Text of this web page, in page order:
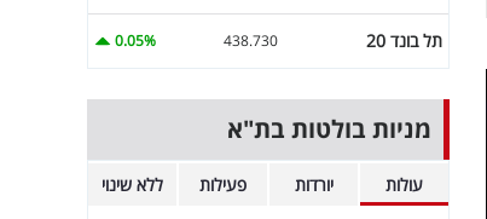
תל בונד 20 438.730
0.05%
מניות בולטות בת"א
עולות יורדות פעילות ללא שינוי